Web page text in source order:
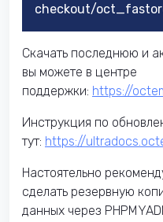
checkout/
Скачать последнюю и
вы можете в центре
поддержки: https://
Инструкция по
тут: https://
Настоятельно
сделать резервную
данных через